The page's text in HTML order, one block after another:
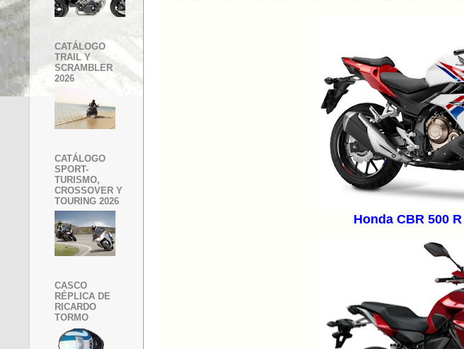
Honda CBR 500 R
CATÁLOGO
TRAIL Y
SCRAMBLER
2026
CATÁLOGO
SPORT-
TURISMO,
CROSSOVER Y
TOURING 2026
CASCO
RÉPLICA DE
RICARDO
TORMO